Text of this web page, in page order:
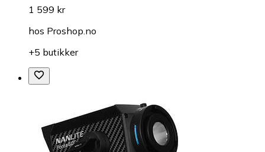
1 599 kr
hos Proshop.no
+5 butikker